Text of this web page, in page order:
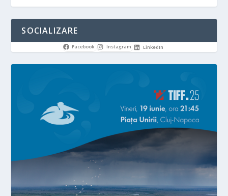
SOCIALIZARE
Facebook Instagram LinkedIn